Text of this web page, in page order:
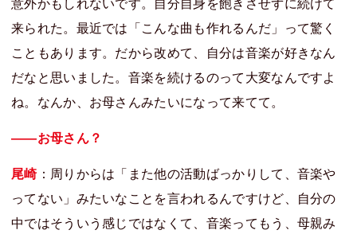
来られた。最近では「こんな曲も作れるんだ」って驚く
こともあります。だから改めて、自分は音楽が好きなん
だなと思いました。音楽を続けるのって大変なんですよ
ね。なんか、お母さんみたいになって来てて。
――お母さん？
尾崎：周りからは「また他の活動ばっかりして、音楽や
ってない」みたいなことを言われるんですけど、自分の
中ではそういう感じではなくて、音楽ってもう、母親み